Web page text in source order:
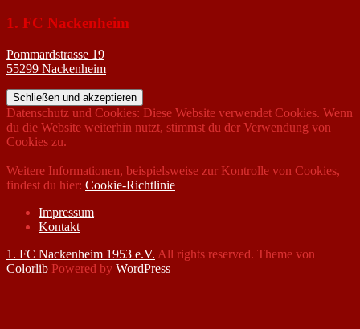
1. FC Nackenheim
Pommardstrasse 19
55299 Nackenheim
Datenschutz und Cookies: Diese Website verwendet Cookies. Wenn
du die Website weiterhin nutzt, stimmst du der Verwendung von
Cookies zu.
Weitere Informationen, beispielsweise zur Kontrolle von Cookies,
findest du hier: Cookie-Richtlinie
Impressum
Kontakt
1. FC Nackenheim 1953 e.V. All rights reserved. Theme von
Colorlib Powered by WordPress